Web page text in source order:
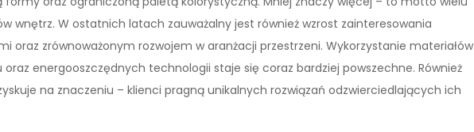
wnętrz. W ostatnich latach zauważalny jest również wzrost zainteresowania
oraz zrównoważonym rozwojem w aranżacji przestrzeni. Wykorzystanie materiałów
energooszczędnych technologii staje się coraz bardziej powszechne. Również
na znaczeniu – klienci pragną unikalnych rozwiązań odzwierciedlających ich